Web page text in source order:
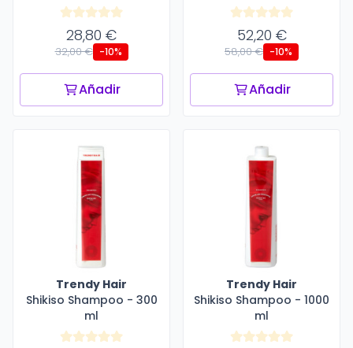
28,80 €
32,00 € -10%
Añadir
52,20 €
58,00 € -10%
Añadir
Trendy Hair
Shikiso Shampoo - 300
ml
Trendy Hair
Shikiso Shampoo - 1000
ml